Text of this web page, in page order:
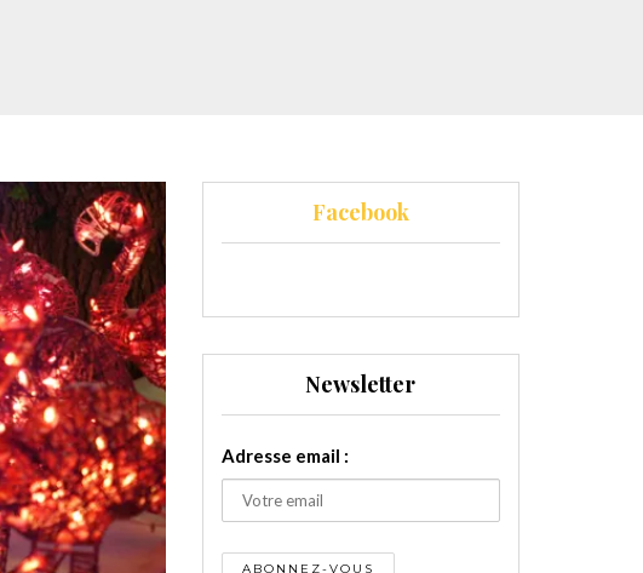
Facebook
Newsletter
Adresse email :